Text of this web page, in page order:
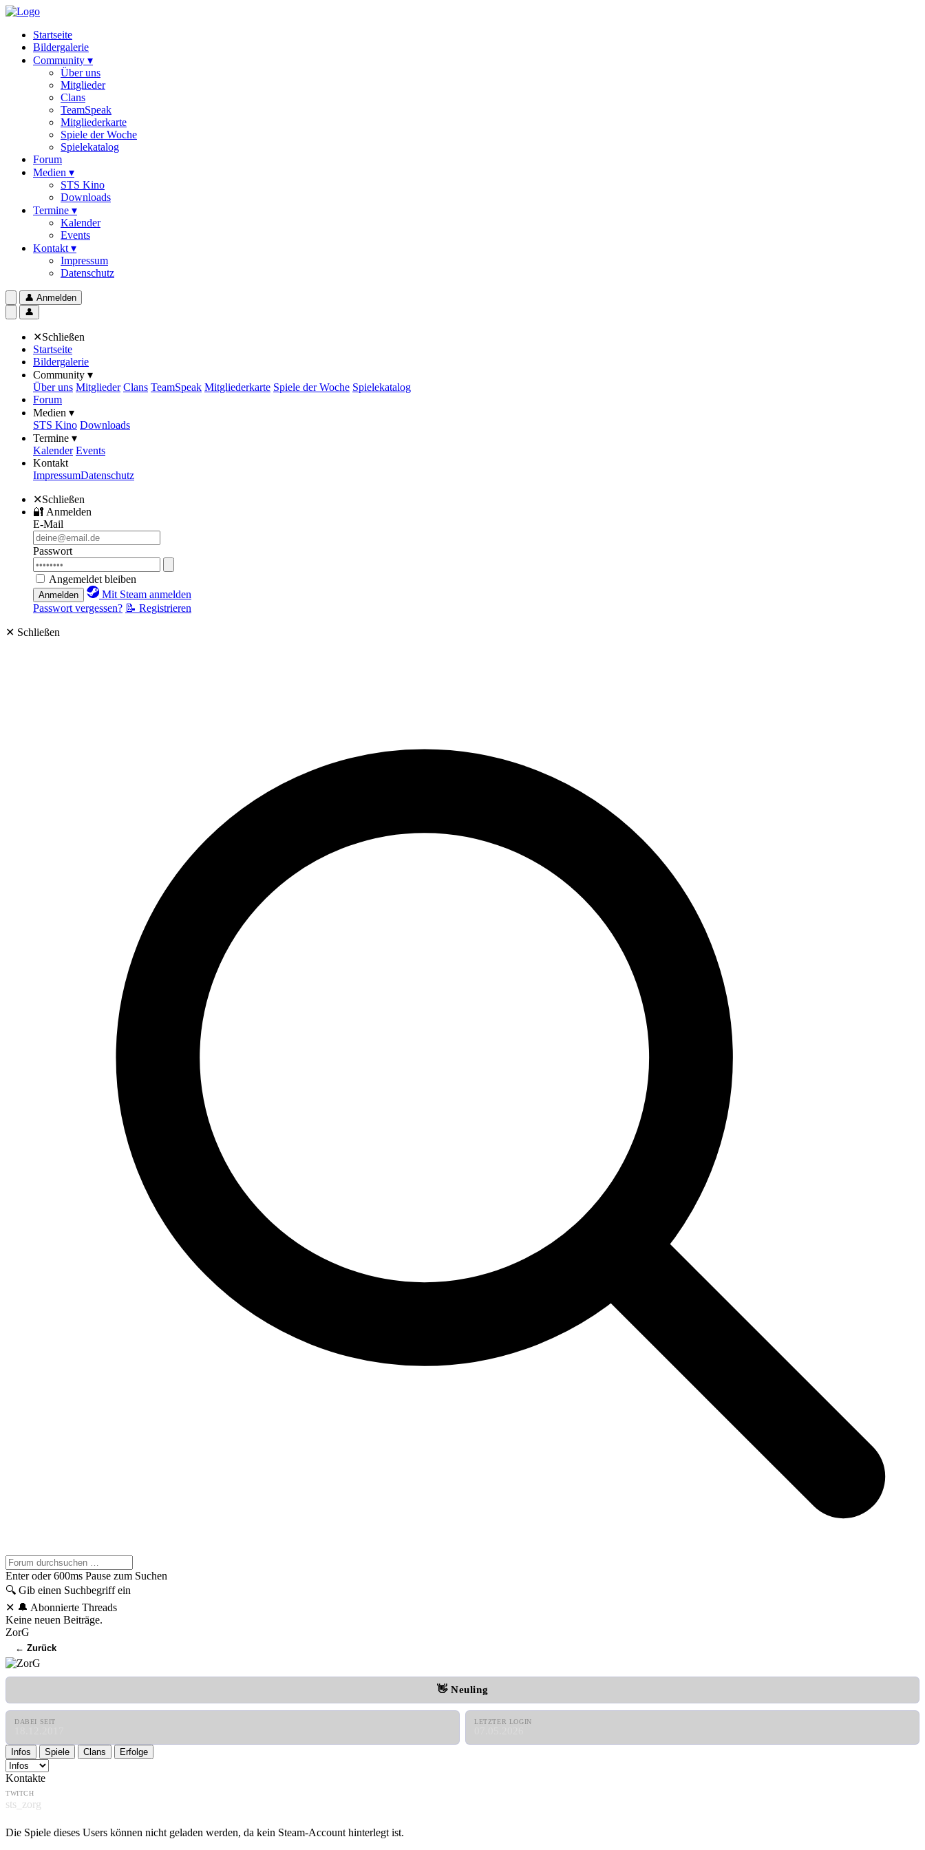
Startseite
Bildergalerie
Community ▾
Über uns
Mitglieder
Clans
TeamSpeak
Mitgliederkarte
Spiele der Woche
Spielekatalog
Forum
Medien ▾
STS Kino
Downloads
Termine ▾
Kalender
Events
Kontakt ▾
Impressum
Datenschutz
👤 Anmelden
👤
✕Schließen
Startseite
Bildergalerie
Community ▾
Über uns Mitglieder Clans TeamSpeak Mitgliederkarte Spiele der Woche Spielekatalog
Forum
Medien ▾
STS Kino Downloads
Termine ▾
Kalender Events
Kontakt
ImpressumDatenschutz
✕Schließen
🔐 Anmelden
E-Mail
Passwort
Angemeldet bleiben
Anmelden
Mit Steam anmelden
Passwort vergessen? 📝 Registrieren
✕ Schließen
Enter oder 600ms Pause zum Suchen
🔍 Gib einen Suchbegriff ein
✕ 🔔 Abonnierte Threads
Keine neuen Beiträge.
ZorG
← Zurück
👋 Neuling
DABEI SEIT LETZTER LOGIN
Infos Spiele Clans Erfolge
Kontakte
TWITCH
sts_zorg
Die Spiele dieses Users können nicht geladen werden, da kein Steam-Account hinterlegt ist.